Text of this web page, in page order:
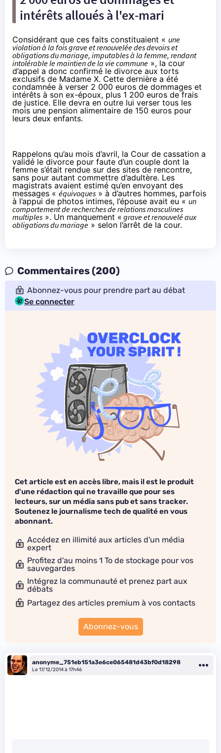
intérêts alloués à l'ex-mari
Considérant que ces faits constituaient « une
violation à la fois grave et renouvelée des devoirs et
obligations du mariage, imputables à la femme, rendant
intolérable le maintien de la vie commune », la cour
d’appel a donc confirmé le divorce aux torts
exclusifs de Madame X. Cette dernière a été
condamnée à verser 2 000 euros de dommages et
intérêts à son ex-époux, plus 1 200 euros de frais
de justice. Elle devra en outre lui verser tous les
mois une pension alimentaire de 150 euros pour
leurs deux enfants.
Rappelons qu’au mois d’avril, la Cour de cassation a
validé le divorce pour faute d’un couple dont la
femme s’était rendue sur des sites de rencontre,
sans pour autant commettre d’adultère. Les
magistrats avaient estimé qu’en envoyant des
messages « équivoques » à d’autres hommes, parfois
à l’appui de photos intimes, l’épouse avait eu « un
comportement de recherches de relations masculines
multiples ». Un manquement « grave et renouvelé aux
obligations du mariage » selon l’arrêt de la cour.
Commentaires (200)
Abonnez-vous pour prendre part au débat
Se connecter
Cet article est en accès libre, mais il est le produit
d'une rédaction qui ne travaille que pour ses
lecteurs, sur un média sans pub et sans tracker.
Soutenez le journalisme tech de qualité en vous
abonnant.
Accédez en illimité aux articles d'un média
expert
Profitez d'au moins 1 To de stockage pour vos
sauvegardes
Intégrez la communauté et prenez part aux
débats
Partagez des articles premium à vos contacts
Abonnez-vous
anonyme_751eb151a3e6ce065481d43bf0d18298
Le 17/12/2014 à 17h46